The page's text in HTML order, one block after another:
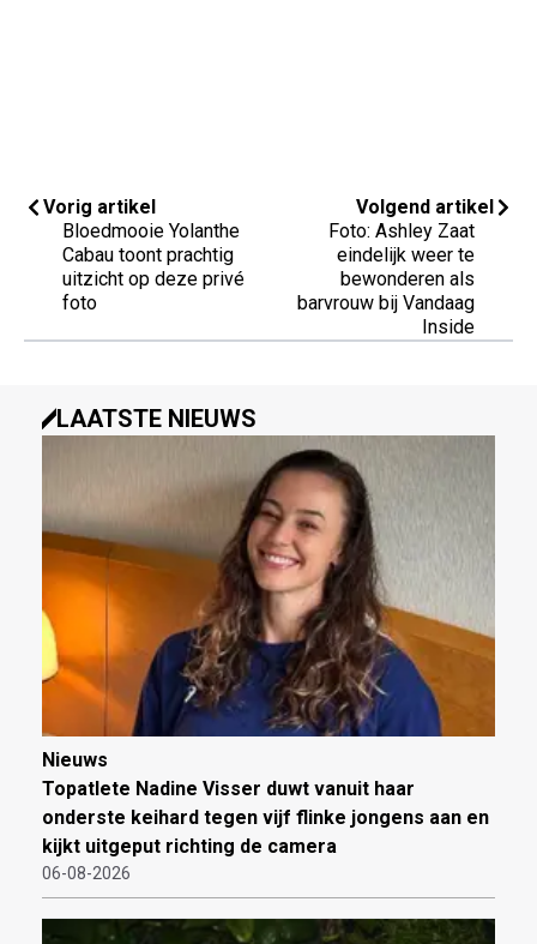
Vorig artikel
Bloedmooie Yolanthe
Cabau toont prachtig
uitzicht op deze privé
foto
Volgend artikel
Foto: Ashley Zaat
eindelijk weer te
bewonderen als
barvrouw bij Vandaag
Inside
LAATSTE NIEUWS
Nieuws
Topatlete Nadine Visser duwt vanuit haar
onderste keihard tegen vijf flinke jongens aan en
kijkt uitgeput richting de camera
06-08-2026